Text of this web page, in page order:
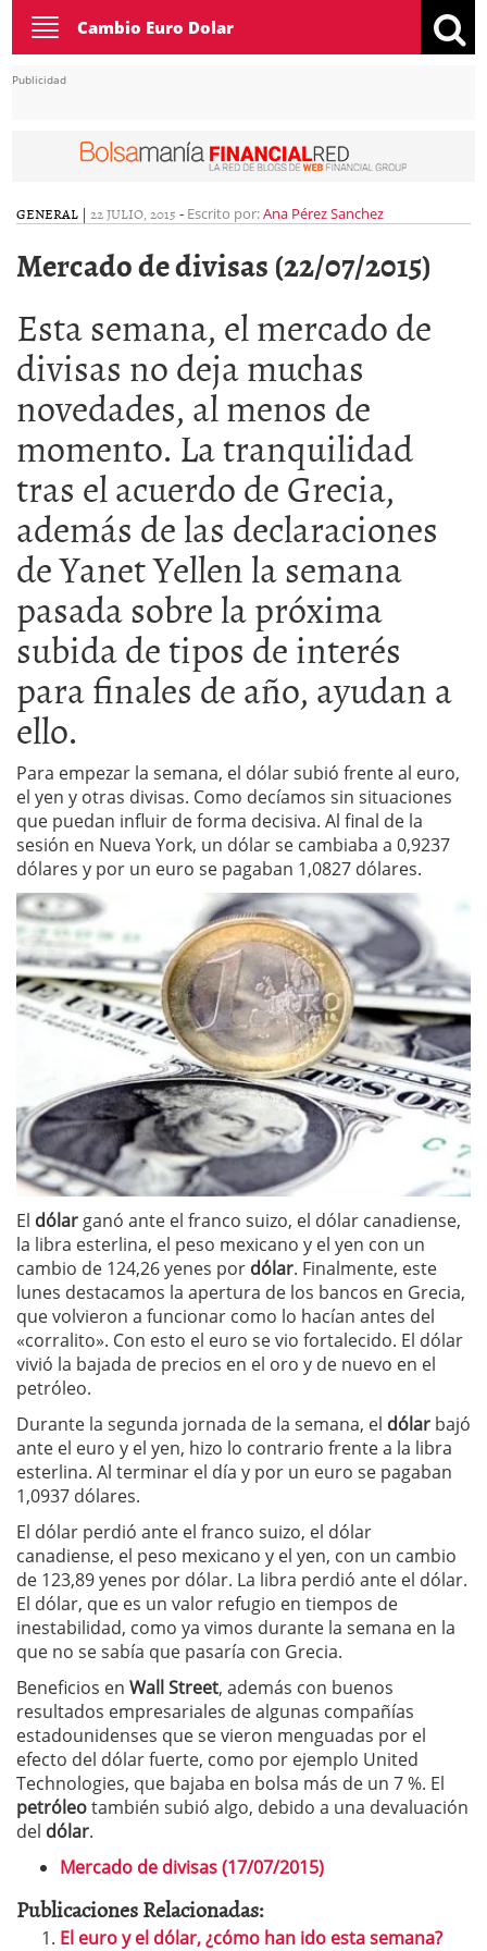
Toggle
navigation
Cambio Euro Dolar
Publicidad
GENERAL | 22 JULIO, 2015 - Escrito por:Ana Pérez Sanchez
Mercado de divisas (22/07/2015)
Esta semana, el mercado de
divisas no deja muchas
novedades, al menos de
momento. La tranquilidad
tras el acuerdo de Grecia,
además de las declaraciones
de Yanet Yellen la semana
pasada sobre la próxima
subida de tipos de interés
para finales de año, ayudan a
ello.
Para empezar la semana, el dólar subió frente al euro,
el yen y otras divisas. Como decíamos sin situaciones
que puedan influir de forma decisiva. Al final de la
sesión en Nueva York, un dólar se cambiaba a 0,9237
dólares y por un euro se pagaban 1,0827 dólares.
El dólar ganó ante el franco suizo, el dólar canadiense,
la libra esterlina, el peso mexicano y el yen con un
cambio de 124,26 yenes por dólar. Finalmente, este
lunes destacamos la apertura de los bancos en Grecia,
que volvieron a funcionar como lo hacían antes del
«corralito». Con esto el euro se vio fortalecido. El dólar
vivió la bajada de precios en el oro y de nuevo en el
petróleo.
Durante la segunda jornada de la semana, el dólar bajó
ante el euro y el yen, hizo lo contrario frente a la libra
esterlina. Al terminar el día y por un euro se pagaban
1,0937 dólares.
El dólar perdió ante el franco suizo, el dólar
canadiense, el peso mexicano y el yen, con un cambio
de 123,89 yenes por dólar. La libra perdió ante el dólar.
El dólar, que es un valor refugio en tiempos de
inestabilidad, como ya vimos durante la semana en la
que no se sabía que pasaría con Grecia.
Beneficios en Wall Street, además con buenos
resultados empresariales de algunas compañías
estadounidenses que se vieron menguadas por el
efecto del dólar fuerte, como por ejemplo United
Technologies, que bajaba en bolsa más de un 7 %. El
petróleotambién subió algo, debido a una devaluación
del dólar.
Mercado de divisas (17/07/2015)
Publicaciones Relacionadas:
El euro y el dólar, ¿cómo han ido esta semana?